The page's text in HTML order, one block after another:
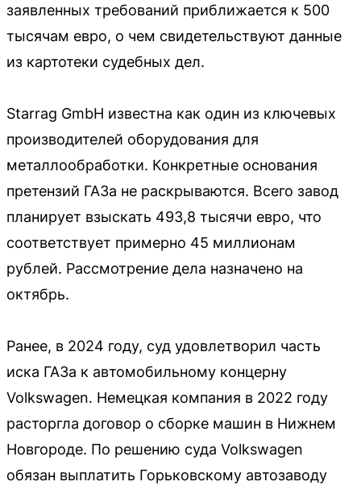
заявленных требований приближается к 500
тысячам евро, о чем свидетельствуют данные
из картотеки судебных дел.
Starrag GmbH известна как один из ключевых
производителей оборудования для
металлообработки. Конкретные основания
претензий ГАЗа не раскрываются. Всего завод
планирует взыскать 493,8 тысячи евро, что
соответствует примерно 45 миллионам
рублей. Рассмотрение дела назначено на
октябрь.
Ранее, в 2024 году, суд удовлетворил часть
иска ГАЗа к автомобильному концерну
Volkswagen. Немецкая компания в 2022 году
расторгла договор о сборке машин в Нижнем
Новгороде. По решению суда Volkswagen
обязан выплатить Горьковскому автозаводу